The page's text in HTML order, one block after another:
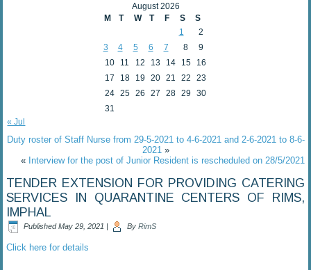
August 2026
M
T W T F S
S
1
2
3
4 5 6 7 8
9
10
11 12 13 14 15
16
17
18 19 20 21 22
23
24 25 26 27 28 29
30
31
« Jul
Duty roster of Staff Nurse from 29-5-2021 to 4-6-2021 and 2-6-2021 to 8-6-
2021 »
« Interview for the post of Junior Resident is rescheduled on 28/5/2021
TENDER EXTENSION FOR PROVIDING CATERING
SERVICES IN QUARANTINE CENTERS OF RIMS,
IMPHAL
Published May 29, 2021 | By RimS
Click here for details